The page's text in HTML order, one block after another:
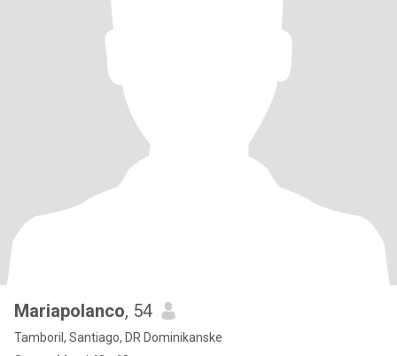
Mariapolanco, 54
Tamboril, Santiago, DR Dominikanske